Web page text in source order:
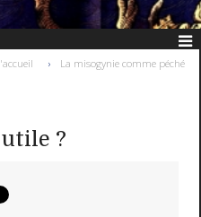
La misogynie comme péché
?